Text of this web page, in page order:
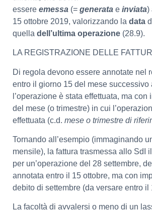
essere emessa (= generata e inviata)
15 ottobre 2019, valorizzando la data
quella dell’ultima operazione (28.9).
LA REGISTRAZIONE DELLE
Di regola devono essere annotate nel
entro il giorno 15 del mese successivo
l’operazione è stata effettuata, ma con
del mese (o trimestre) in cui
effettuata (c.d. mese o trimestre di
Tornando all’esempio (immaginando
mensile), la fattura trasmessa allo SdI
per un’operazione del 28 settembre,
annotata entro il 15 ottobre, ma con
debito di settembre (da versare entro il
La facoltà di avvalersi o meno di un